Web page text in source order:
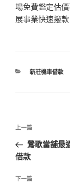
場免費鑑定估
展事業快速撥款
分
新莊機車借款
文
導
覽
上
一
篇
章
上一篇
鶯歌當舖最
借款
下
下一篇